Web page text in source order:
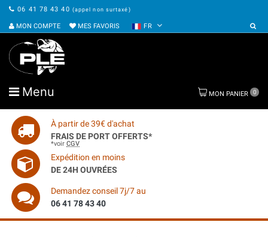
06 41 78 43 40 (appel non surtaxé)
MON COMPTE MES FAVORIS FR
Menu MON PANIER 0
À partir de 39€ d'achat
FRAIS DE PORT OFFERTS*
*voir CGV
Expédition en moins
DE 24H OUVRÉES
Demandez conseil 7j/7 au
06 41 78 43 40